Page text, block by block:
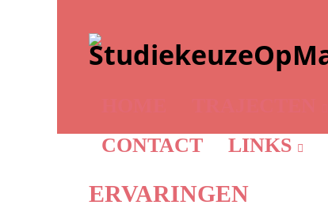
CONTACT
LINKS
ERVARINGEN